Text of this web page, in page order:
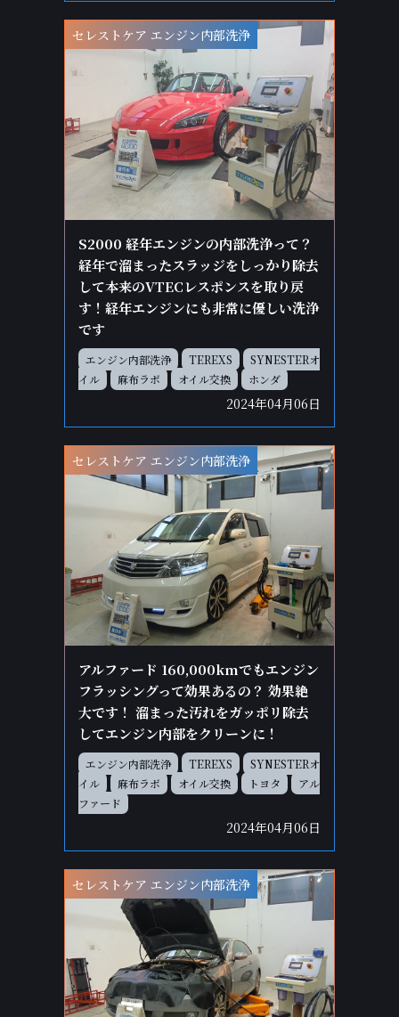
セレストケア エンジン内部洗浄
S2000 経年エンジンの内部洗浄って？
経年で溜まったスラッジをしっかり除去
して本来のVTECレスポンスを取り戻
す！経年エンジンにも非常に優しい洗浄
です
エンジン内部洗浄 TEREXS
SYNESTERオ
イル
麻布ラボ オイル交換 ホンダ
2024年04月06日
セレストケア エンジン内部洗浄
アルファード 160,000kmでもエンジン
フラッシングって効果あるの？ 効果絶
大です！ 溜まった汚れをガッポリ除去
してエンジン内部をクリーンに！
エンジン内部洗浄 TEREXS
SYNESTERオ
イル
麻布ラボ オイル交換 トヨタ
アル
ファード
2024年04月06日
セレストケア エンジン内部洗浄